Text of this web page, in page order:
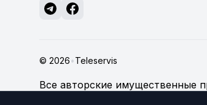
© 2026•Teleservis
Все авторские имущественные